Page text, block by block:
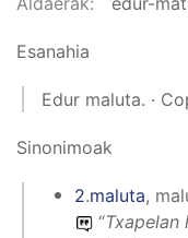
Esanahia
Edur maluta. ·
Sinonimoak
2.maluta,
“Txapelan